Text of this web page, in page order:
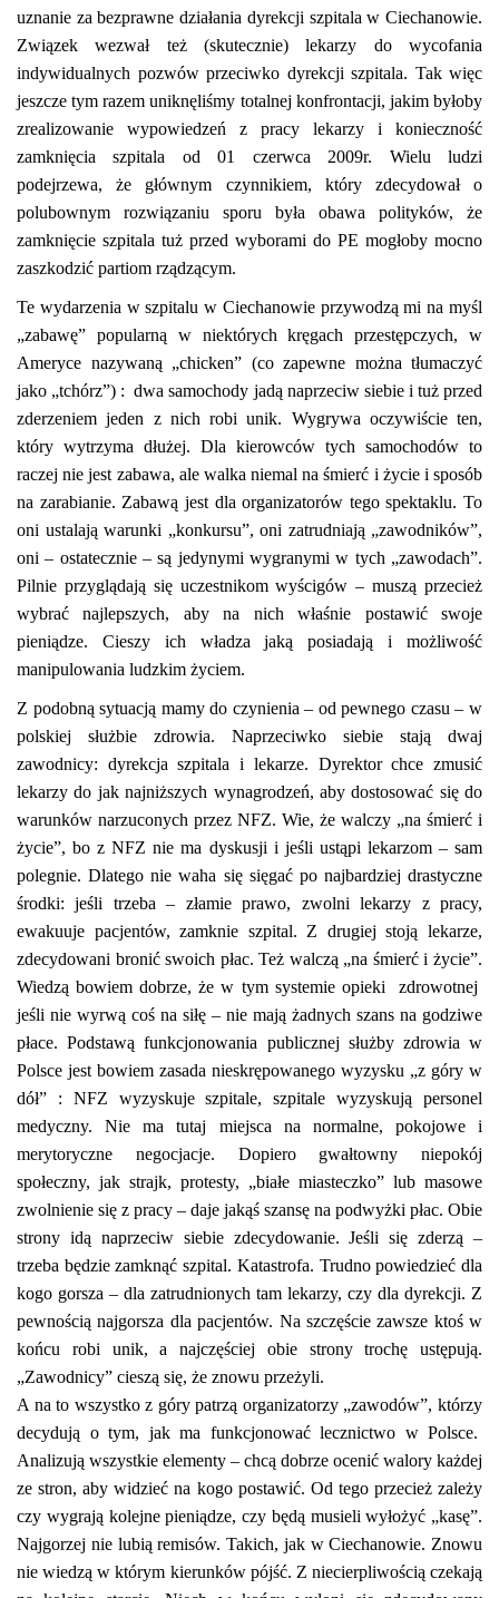
uznanie za bezprawne działania dyrekcji szpitala w Ciechanowie.
Związek wezwał też (skutecznie) lekarzy do wycofania
indywidualnych pozwów przeciwko dyrekcji szpitala. Tak więc
jeszcze tym razem uniknęliśmy totalnej konfrontacji, jakim byłoby
zrealizowanie wypowiedzeń z pracy lekarzy i konieczność
zamknięcia szpitala od 01 czerwca 2009r. Wielu ludzi
podejrzewa, że głównym czynnikiem, który zdecydował o
polubownym rozwiązaniu sporu była obawa polityków, że
zamknięcie szpitala tuż przed wyborami do PE mogłoby mocno
zaszkodzić partiom rządzącym.
Te wydarzenia w szpitalu w Ciechanowie przywodzą mi na myśl
„zabawę” popularną w niektórych kręgach przestępczych, w
Ameryce nazywaną „chicken” (co zapewne można tłumaczyć
jako „tchórz”) : dwa samochody jadą naprzeciw siebie i tuż przed
zderzeniem jeden z nich robi unik. Wygrywa oczywiście ten,
który wytrzyma dłużej. Dla kierowców tych samochodów to
raczej nie jest zabawa, ale walka niemal na śmierć i życie i sposób
na zarabianie. Zabawą jest dla organizatorów tego spektaklu. To
oni ustalają warunki „konkursu”, oni zatrudniają „zawodników”,
oni – ostatecznie – są jedynymi wygranymi w tych „zawodach”.
Pilnie przyglądają się uczestnikom wyścigów – muszą przecież
wybrać najlepszych, aby na nich właśnie postawić swoje
pieniądze. Cieszy ich władza jaką posiadają i możliwość
manipulowania ludzkim życiem.
Z podobną sytuacją mamy do czynienia – od pewnego czasu – w
polskiej służbie zdrowia. Naprzeciwko siebie stają dwaj
zawodnicy: dyrekcja szpitala i lekarze. Dyrektor chce zmusić
lekarzy do jak najniższych wynagrodzeń, aby dostosować się do
warunków narzuconych przez NFZ. Wie, że walczy „na śmierć i
życie”, bo z NFZ nie ma dyskusji i jeśli ustąpi lekarzom – sam
polegnie. Dlatego nie waha się sięgać po najbardziej drastyczne
środki: jeśli trzeba – złamie prawo, zwolni lekarzy z pracy,
ewakuuje pacjentów, zamknie szpital. Z drugiej stoją lekarze,
zdecydowani bronić swoich płac. Też walczą „na śmierć i życie”.
Wiedzą bowiem dobrze, że w tym systemie opieki
zdrowotnej
jeśli nie wyrwą coś na siłę – nie mają żadnych szans na godziwe
płace. Podstawą funkcjonowania publicznej służby zdrowia w
Polsce jest bowiem zasada nieskrępowanego wyzysku „z góry w
dół” : NFZ wyzyskuje szpitale, szpitale wyzyskują personel
medyczny. Nie ma tutaj miejsca na normalne, pokojowe i
merytoryczne negocjacje. Dopiero gwałtowny niepokój
społeczny, jak strajk, protesty, „białe miasteczko” lub masowe
zwolnienie się z pracy – daje jakąś szansę na podwyżki płac. Obie
strony idą naprzeciw siebie zdecydowanie. Jeśli się zderzą –
trzeba będzie zamknąć szpital. Katastrofa. Trudno powiedzieć dla
kogo gorsza – dla zatrudnionych tam lekarzy, czy dla dyrekcji. Z
pewnością najgorsza dla pacjentów. Na szczęście zawsze ktoś w
końcu robi unik, a najczęściej obie strony trochę ustępują.
„Zawodnicy” cieszą się, że znowu przeżyli.
A na to wszystko z góry patrzą organizatorzy „zawodów”, którzy
decydują o tym, jak ma funkcjonować lecznictwo w Polsce.
Analizują wszystkie elementy – chcą dobrze ocenić walory każdej
ze stron, aby widzieć na kogo postawić. Od tego przecież zależy
czy wygrają kolejne pieniądze, czy będą musieli wyłożyć „kasę”.
Najgorzej nie lubią remisów. Takich, jak w Ciechanowie. Znowu
nie wiedzą w którym kierunków pójść. Z niecierpliwością czekają